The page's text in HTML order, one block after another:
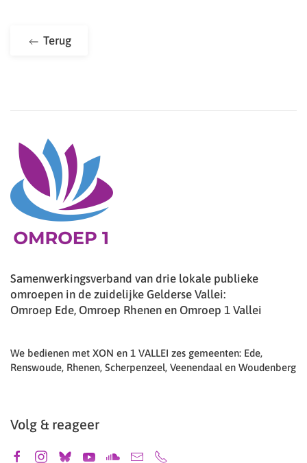
Terug
Samenwerkingsverband van drie lokale publieke
omroepen in de zuidelijke Gelderse Vallei:
Omroep Ede, Omroep Rhenen en Omroep 1 Vallei
We bedienen met XON en 1 VALLEI zes gemeenten: Ede,
Renswoude, Rhenen, Scherpenzeel, Veenendaal en Woudenberg
Volg & reageer